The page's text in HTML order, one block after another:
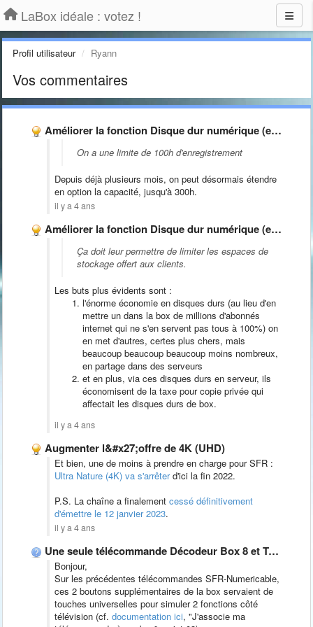
LaBox idéale : votez !
Profil utilisateur Ryann
Vos commentaires
Améliorer la fonction Disque dur numérique (enregistrements TV dans les …
On a une limite de 100h d'enregistrement
Depuis déjà plusieurs mois, on peut désormais étendre
en option la capacité, jusqu'à 300h.
il y a 4 ans
Améliorer la fonction Disque dur numérique (enregistrements TV dans les …
Ça doit leur permettre de limiter les espaces de
stockage offert aux clients.
Les buts plus évidents sont :
l'énorme économie en disques durs (au lieu d'en
mettre un dans la box de millions d'abonnés
internet qui ne s'en servent pas tous à 100%) on
en met d'autres, certes plus chers, mais
beaucoup beaucoup beaucoup moins nombreux,
en partage dans des serveurs
et en plus, via ces disques durs en serveur, ils
économisent de la taxe pour copie privée qui
affectait les disques durs de box.
il y a 4 ans
Augmenter l&#x27;offre de 4K (UHD)
Et bien, une de moins à prendre en charge pour SFR :
Ultra Nature (4K) va s'arrêterd'ici la fin 2022.
P.S. La chaîne a finalement cessé définitivement
d'émettre le 12 janvier 2023.
il y a 4 ans
Une seule télécommande Décodeur Box 8 et Téléviseur
Bonjour,
Sur les précédentes télécommandes SFR-Numericable,
ces 2 boutons supplémentaires de la box servaient de
touches universelles pour simuler 2 fonctions côté
télévision (cf. documentation ici, "J'associe ma